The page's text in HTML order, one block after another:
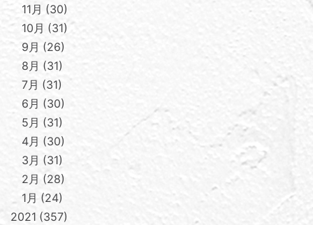
11月
30
10月
31
9月
26
8月
31
7月
31
6月
30
5月
31
4月
30
3月
31
2月
28
1月
24
2021 357